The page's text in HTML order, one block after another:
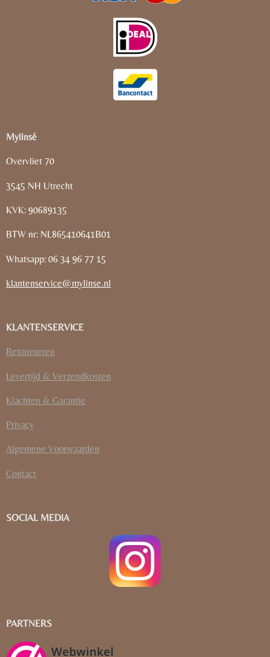
Mylinsé
Overvliet 70
3545 NH Utrecht
KVK: 90689135
BTW nr: NL865410641B01
Whatsapp: 06 34 96 77 15
klantenservice@mylinse.nl
KLANTENSERVICE
Retourneren
Levertijd & Verzendkosten
Klachten & Garantie
Privacy
Algemene Voorwaarden
Contact
SOCIAL MEDIA
PARTNERS